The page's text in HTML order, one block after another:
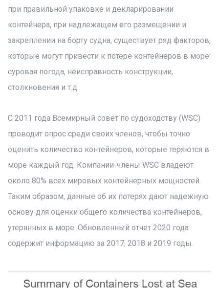
при правильной упаковке и декларировании
контейнера, при надлежащем его размещении и
закреплении на борту судна, существует ряд факторов,
которые могут привести к потере контейнеров в море:
суровая погода, неисправность конструкции,
столкновения и т.д.
С 2011 года Всемирный совет по судоходству (WSC)
проводит опрос среди своих членов, чтобы точно
оценить количество контейнеров, которые теряются в
море каждый год. Компании-члены WSC владеют
около 80% всех мировых контейнерных мощностей.
Таким образом, данные об их потерях дают надежную
основу для оценки общего количества контейнеров,
утерянных в море. Обновленный отчет 2020 года
содержит информацию за 2017, 2018 и 2019 годы.